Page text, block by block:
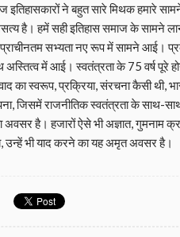
ने बहुत सारे मिथक हमारे
है। हमें सही इतिहास समाज के सामने
प्राचीनतम सभ्यता नए रूप में सामने आई।
में आई। स्वतंत्रता के 75 वर्ष पूरे
का स्वरूप, प्रक्रिया, संरचना कैसी थी,
जिसमें राजनीतिक स्वतंत्रता के साथ-साथ
है। हजारों ऐसे भी अज्ञात, गुमनाम
उन्हें भी याद करने का यह अमृत अवसर है।